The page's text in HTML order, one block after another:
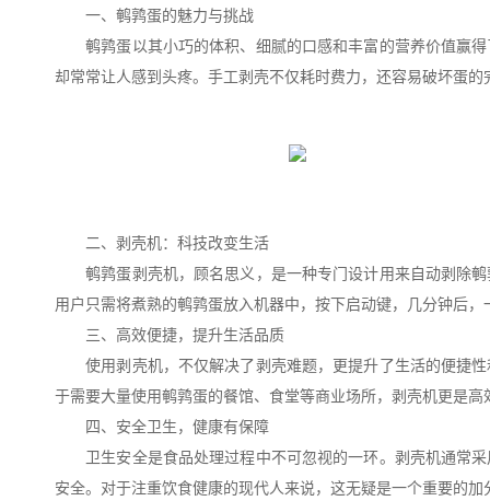
一、鹌鹑蛋的魅力与挑战
鹌鹑蛋以其小巧的体积、细腻的口感和丰富的营养价值赢得
却常常让人感到头疼。手工剥壳不仅耗时费力，还容易破坏蛋
二、剥壳机：科技改变生活
鹌鹑蛋剥壳机，顾名思义，是一种专门设计用来自动剥除鹌
用户只需将煮熟的鹌鹑蛋放入机器中，按下启动键，几分钟后
三、高效便捷，提升生活品质
使用剥壳机，不仅解决了剥壳难题，更提升了生活的便捷性
于需要大量使用鹌鹑蛋的餐馆、食堂等商业场所，剥壳机更是
四、安全卫生，健康有保障
卫生安全是食品处理过程中不可忽视的一环。剥壳机通常采
安全。对于注重饮食健康的现代人来说，这无疑是一个重要的加